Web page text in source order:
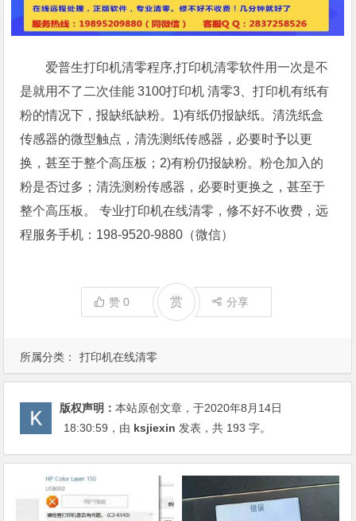
所属分类： 打印机在线清零
爱普生打印机清零程序,打印机清零软件用一次是不
是就用不了二次佳能 3100打印机 清零3、打印机有纸有
粉的情况下，报缺纸缺粉。1)有纸仍报缺纸。清洗纸盒
传感器的微型触点，清洗测纸传感器，必要时予以更
换，甚至于整个高压板；2)有粉仍报缺粉。粉仓加入的
粉是否过多；清洗测粉传感器，必要时更换之，甚至于
整个高压板。 专业打印机在线清零，修不好不收费，远
程服务手机：198-9520-9880（微信）
赞0 赏 分享
版权声明：本站原创文章，于2020年8月14日
18:30:59 ，由 ksjiexin 发表，共 193 字。